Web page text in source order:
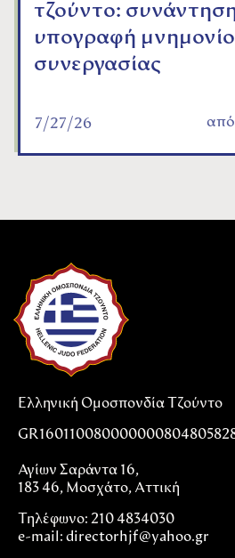
τζούντο:
υπογραφή
συνεργασίας
7/27/26 από
Ελληνική Ομοσπονδία Τζούντο
Αγίων Σαράντα 16,
183 46, Μοσχάτο, Αττική
Τηλέφωνο: 210 4834030
e-mail: directorhjf@yahoo.gr